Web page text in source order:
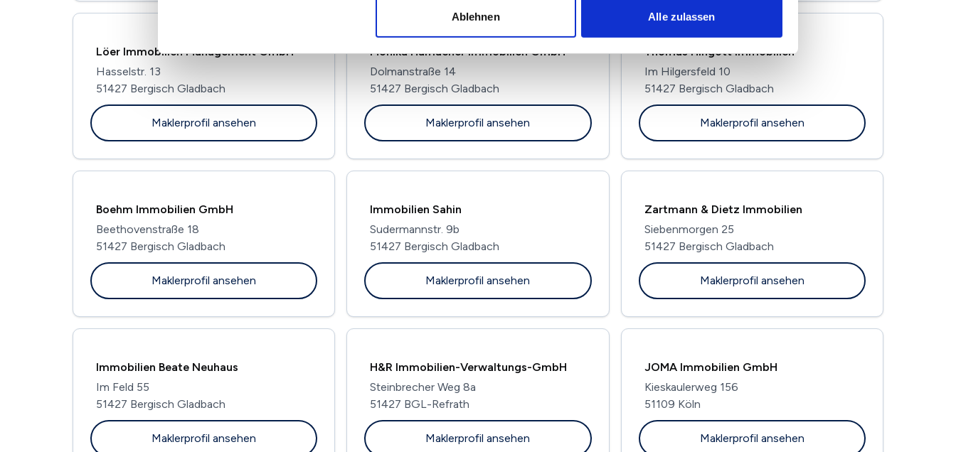
Ablehnen Alle zulassen
Löer Immobilien Management GmbH
Hasselstr. 13
51427 Bergisch Gladbach
Maklerprofil ansehen
Monika Hamacher Immobilien GmbH
Dolmanstraße 14
51427 Bergisch Gladbach
Maklerprofil ansehen
Thomas Hingott Immobilien
Im Hilgersfeld 10
51427 Bergisch Gladbach
Maklerprofil ansehen
Boehm Immobilien GmbH
Beethovenstraße 18
51427 Bergisch Gladbach
Maklerprofil ansehen
Immobilien Sahin
Sudermannstr. 9b
51427 Bergisch Gladbach
Maklerprofil ansehen
Zartmann & Dietz Immobilien
Siebenmorgen 25
51427 Bergisch Gladbach
Maklerprofil ansehen
Immobilien Beate Neuhaus
Im Feld 55
51427 Bergisch Gladbach
Maklerprofil ansehen
H&R Immobilien-Verwaltungs-GmbH
Steinbrecher Weg 8a
51427 BGL-Refrath
Maklerprofil ansehen
JOMA Immobilien GmbH
Kieskaulerweg 156
51109 Köln
Maklerprofil ansehen